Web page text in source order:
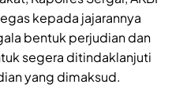
kepada jajarannya
bentuk perjudian dan
segera ditindaklanjuti
yang dimaksud.